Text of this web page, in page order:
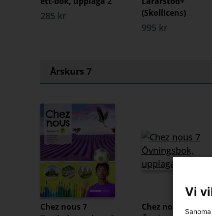
285 kr
(Skollicens)
995 kr
Årskurs 7
Chez nous 7
Chez nous 7
Vi